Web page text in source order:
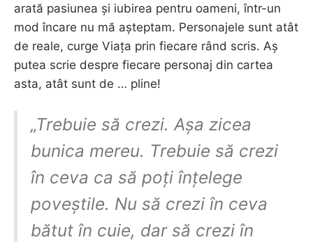
arată pasiunea și iubirea pentru oameni, într-un
mod încare nu mă așteptam. Personajele sunt atât
de reale, curge Viața prin fiecare rând scris. Aș
putea scrie despre fiecare personaj din cartea
asta, atât sunt de … pline!
„Trebuie să crezi. Așa zicea
bunica mereu. Trebuie să crezi
în ceva ca să poți înțelege
poveștile. Nu să crezi în ceva
bătut în cuie, dar să crezi în